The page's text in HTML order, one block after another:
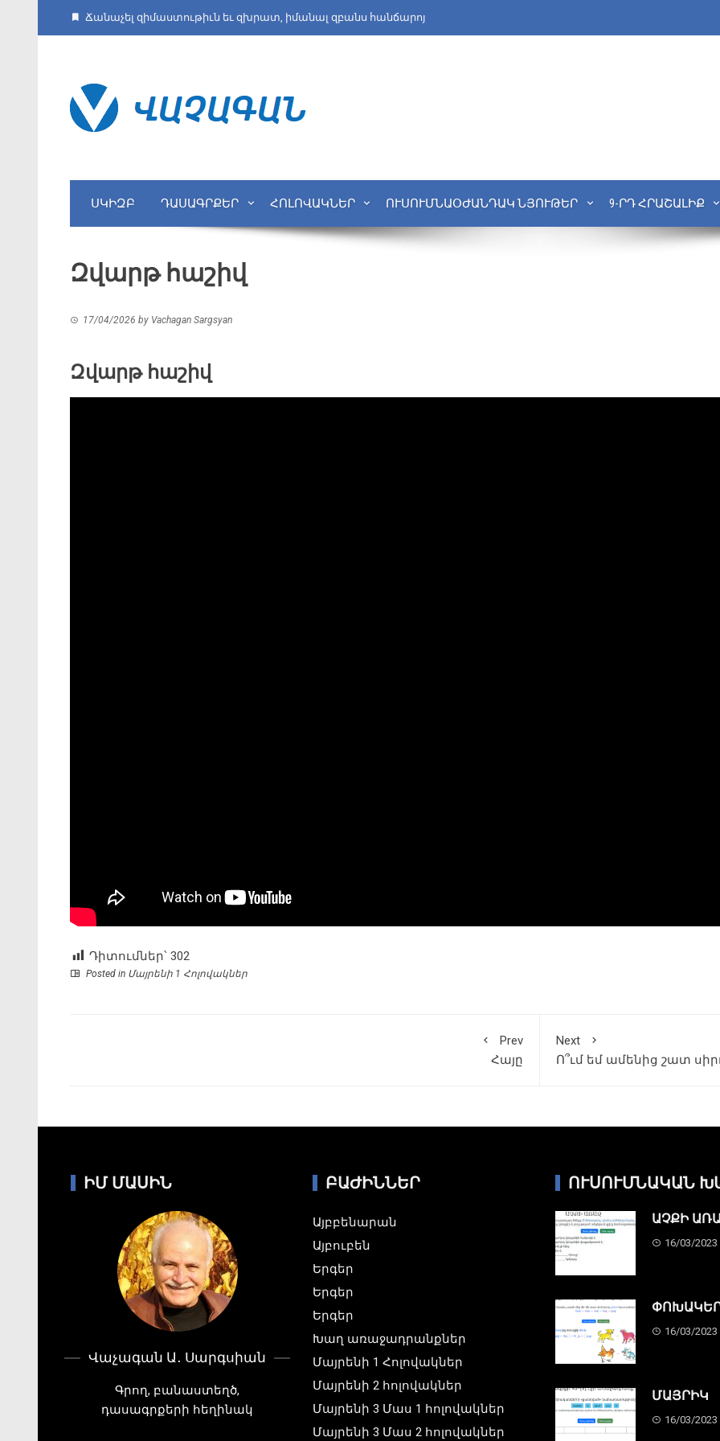
Ճանաչել զիմաստութիւն եւ զխրատ, իմանալ զբանս հանճարոյ
ՍԿԻԶԲ ԴԱՍԱԳՐՔԵՐ ՀՈԼՈՎԱԿՆԵՐ ՈՒՍՈՒՄՆԱՕԺԱՆԴԱԿ ՆՅՈՒԹԵՐ 9-ՐԴ ՀՐԱՇԱԼԻՔ
Զվարթ հաշիվ
17/04/2026 by Vachagan Sargsyan
Զվարթ հաշիվ
Դիտումներ՝ 302
Posted in Մայրենի 1 Հոլովակներ
Prev
Հայը
Next
Ո՞ւմ եմ ամենից շատ
ԻՄ ՄԱՍԻՆ
Վաչագան Ա․ Սարգսիան
Գրող, բանաստեղծ,
դասագրքերի հեղինակ
ԲԱԺԻՆՆԵՐ
Այբբենարան
Այբուբեն
Երգեր
Երգեր
Երգեր
Խաղ առաջադրանքներ
Մայրենի 1 Հոլովակներ
Մայրենի 2 հոլովակներ
Մայրենի 3 Մաս 1 հոլովակներ
Մայրենի 3 Մաս 2 հոլովակներ
ՈՒՍՈՒՄՆԱԿԱՆ
ԱՉՔԻ
16/03/2023
16/03/2023
ՄԱՅՐԻԿ
16/03/2023